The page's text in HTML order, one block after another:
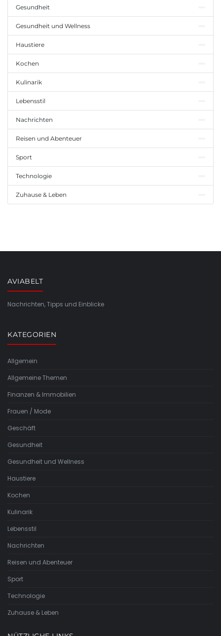
Gesundheit
Gesundheit und Wellness
Haustiere
Kochen
Kulinarik
Lebensstil
Nachrichten
Reisen und Abenteuer
Sport
Technologie
Zuhause & Leben
AVIABELT
Nachrichten, Tipps und Einblicke
KATEGORIEN
Allgemein
Allgemeine Themen
Finanzen & Immobilien
Frauen / Mode
Geschäft
Gesundheit
Gesundheit und Wellness
Haustiere
Kochen
Kulinarik
Lebensstil
Nachrichten
Reisen und Abenteuer
Sport
Technologie
Zuhause & Leben